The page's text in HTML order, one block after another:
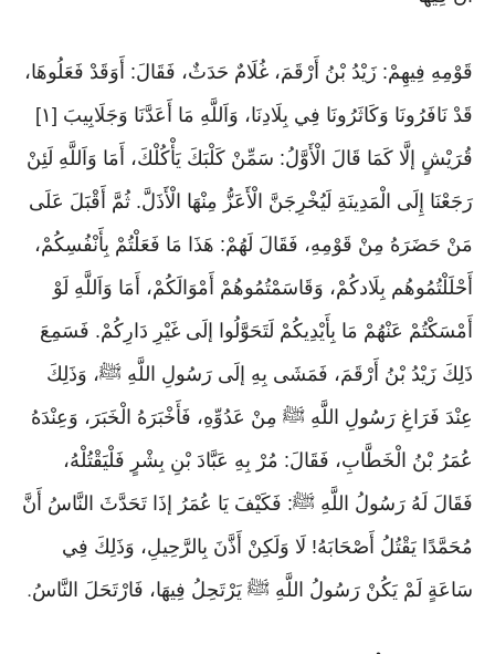
قَوْمِهِ فِيهِمْ: زَيْدُ بْنُ أَرْقَمَ، غُلَامٌ حَدَثٌ، فَقَالَ: أَوَقَدْ فَعَلُوهَا،
قَدْ نَافَرُونَا وَكَاثَرُونَا فِي بِلَادِنَا، وَاَللَّهِ مَا أَعَدَّنَا وَجَلَابِيبَ [١]
قُرَيْشٍ إلَّا كَمَا قَالَ الْأَوَّلُ: سَمِّنْ كَلْبَكَ يَأْكُلْكَ، أَمَا وَاَللَّهِ لَئِنْ
رَجَعْنَا إِلَى الْمَدِينَةِ لَيُخْرِجَنَّ الْأَعَزُّ مِنْهَا الْأَذَلَّ. ثُمَّ أَقْبَلَ عَلَى
مَنْ حَضَرَهُ مِنْ قَوْمِهِ، فَقَالَ لَهُمْ: هَذَا مَا فَعَلْتُمْ بِأَنْفُسِكُمْ،
أَحْلَلْتُمُوهُم بِلَادكُمْ، وَقَاسَمْتُمُوهُمْ أَمْوَالَكُمْ، أَمَا وَاَللَّهِ لَوْ
أَمْسَكْتُمْ عَنْهُمْ مَا بِأَيْدِيكُمْ لَتَحَوَّلُوا إلَى غَيْرِ دَارِكُمْ. فَسَمِعَ
ذَلِكَ زَيْدُ بْنُ أَرْقَمَ، فَمَشَى بِهِ إلَى رَسُولِ اللَّهِ ﷺ، وَذَلِكَ
عِنْدَ فَرَاغِ رَسُولِ اللَّهِ ﷺ مِنْ عَدُوِّهِ، فَأَخْبَرَهُ الْخَبَرَ، وَعِنْدَهُ
عُمَرُ بْنُ الْخَطَّابِ، فَقَالَ: مُرْ بِهِ عَبَّادَ بْنِ بِشْرٍ فَلْيَقْتُلْهُ،
فَقَالَ لَهُ رَسُولُ اللَّهِ ﷺ: فَكَيْفَ يَا عُمَرُ إذَا تَحَدَّثَ النَّاسُ أَنَّ
مُحَمَّدًا يَقْتُلُ أَصْحَابَهُ! لَا وَلَكِنْ أَذَّنَ بِالرَّحِيلِ، وَذَلِكَ فِي
سَاعَةٍ لَمْ يَكُنْ رَسُولُ اللَّهِ ﷺ يَرْتَحِلُ فِيهَا، فَارْتَحَلَ النَّاسُ.